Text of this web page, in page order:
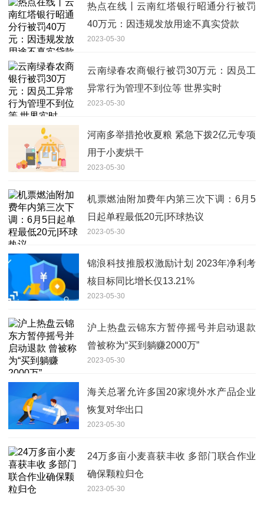
热点在线丨云南红塔银行昭通分行被罚
40万元：因违规发放用途不真实贷款
2023-05-30
云南绿春农商银行被罚30万元：因员工
异常行为管理不到位等 世界实时
2023-05-30
河南多举措抢收夏粮 紧急下拨2亿元专项
用于小麦烘干
2023-05-30
机票燃油附加费年内第三次下调：6月5
日起单程最低20元|环球热议
2023-05-30
锦浪科技推股权激励计划 2023年净利考
核目标同比增长仅13.21%
2023-05-30
沪上热盘云锦东方暂停摇号并启动退款
曾被称为“买到躺赚2000万”
2023-05-30
海关总署允许多国20家境外水产品企业
恢复对华出口
2023-05-30
24万多亩小麦喜获丰收 多部门联合作业
确保颗粒归仓
2023-05-30